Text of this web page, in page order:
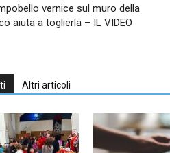
vernice sul muro della
aiuta a toglierla – IL VIDEO
Altri articoli